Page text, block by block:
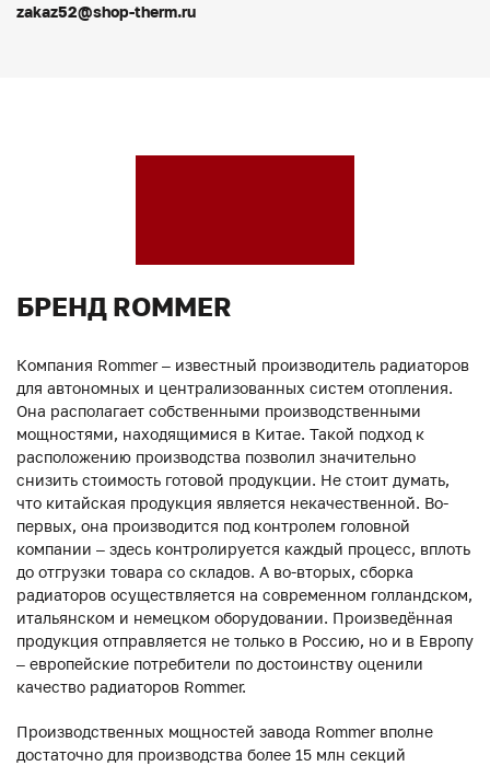
zakaz52@shop-therm.ru
БРЕНД ROMMER
Компания Rommer – известный производитель радиаторов
для автономных и централизованных систем отопления.
Она располагает собственными производственными
мощностями, находящимися в Китае. Такой подход к
расположению производства позволил значительно
снизить стоимость готовой продукции. Не стоит думать,
что китайская продукция является некачественной. Во-
первых, она производится под контролем головной
компании – здесь контролируется каждый процесс, вплоть
до отгрузки товара со складов. А во-вторых, сборка
радиаторов осуществляется на современном голландском,
итальянском и немецком оборудовании. Произведённая
продукция отправляется не только в Россию, но и в Европу
– европейские потребители по достоинству оценили
качество радиаторов Rommer.
Производственных мощностей завода Rommer вполне
достаточно для производства более 15 млн секций